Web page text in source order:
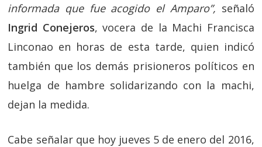
informada que fue acogido el Amparo”, señaló
Ingrid Conejeros, vocera de la Machi Francisca
Linconao en horas de esta tarde, quien indicó
también que los demás prisioneros políticos en
huelga de hambre solidarizando con la machi,
dejan la medida.
Cabe señalar que hoy jueves 5 de enero del 2016,